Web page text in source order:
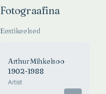
Fotograafina
Eestikeelsed
Arthur Mihkelsoo
1902-1988
Artist